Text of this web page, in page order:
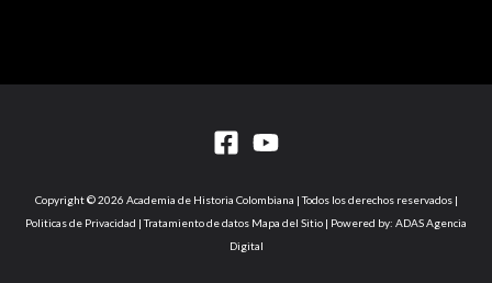
Copyright © 2026 Academia de Historia Colombiana | Todos los derechos reservados |
Politicas de Privacidad | Tratamiento de datos Mapa del Sitio | Powered by: ADAS Agencia
Digital